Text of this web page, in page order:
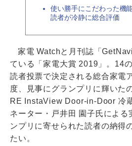
使い勝手にこだわった機
読者が冷静に総合評価
家電 Watchと月刊誌「
ている「家電大賞 2019」。14
読者投票で決定される総合家電
度、見事にグランプリに輝いた
RE InstaView Door-in-Door 冷
ネーター・戸井田 園子氏による
ンプリに寄せられた読者の納得
たい。